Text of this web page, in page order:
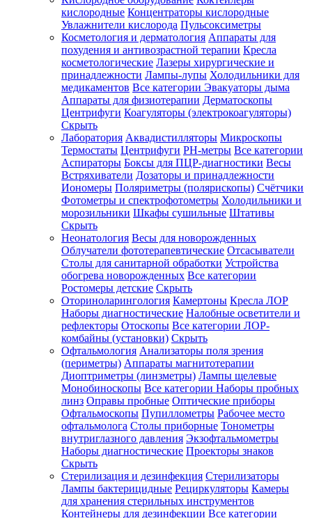
Зарегистрироваться
Зачем
регистрироваться?
Все
покупки
одном
месте
Личный
менеджер
Отслеживание
статуса
заказа
кислородные Концентраторы кислородные
Увлажнители кислорода Пульсоксиметры
Косметология и дерматология Аппараты для
похудения и антивозрастной терапии Кресла
косметологические Лазеры хирургические и
принадлежности Лампы-лупы Холодильники для
медикаментов Все категории Эвакуаторы дыма
Аппараты для физиотерапии Дерматоскопы
Центрифуги Коагуляторы (электрокоагуляторы)
Скрыть
Лаборатория Аквадистилляторы Микроскопы
Термостаты Центрифуги PH-метры Все категории
Аспираторы Боксы для ПЦР-диагностики Весы
Встряхиватели Дозаторы и принадлежности
Иономеры Поляриметры (полярископы) Счётчики
Фотометры и спектрофотометры Холодильники и
морозильники Шкафы сушильные Штативы
Скрыть
Неонатология Весы для новорожденных
Облучатели фототерапевтические Отсасыватели
Столы для санитарной обработки Устройства
обогрева новорожденных Все категории
Ростомеры детские Скрыть
Оториноларингология Камертоны Кресла ЛОР
Наборы диагностические Налобные осветители и
рефлекторы Отоскопы Все категории ЛОР-
комбайны (установки) Скрыть
Офтальмология Анализаторы поля зрения
(периметры) Аппараты магнитотерапии
Диоптриметры (линзметры) Лампы щелевые
Монобиноскопы Все категории Наборы пробных
линз Оправы пробные Оптические приборы
Офтальмоскопы Пупиллометры Рабочее место
офтальмолога Столы приборные Тонометры
внутриглазного давления Экзофтальмометры
Наборы диагностические Проекторы знаков
Скрыть
Стерилизация и дезинфекция Стерилизаторы
Лампы бактерицидные Рециркуляторы Камеры
для хранения стерильных инструментов
Контейнеры для дезинфекции Все категории